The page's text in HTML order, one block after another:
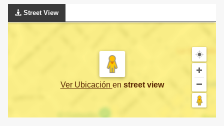
Street View
Ver Ubicación en street view